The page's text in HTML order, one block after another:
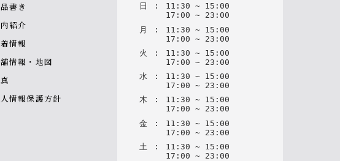
お品書き
店内紹介
新着情報
店舗情報・地図
写真
個人情報保護方針
日 : 11 : 30 ~ 15 : 00
17 : 00 ~ 23 : 00
月
: 11 : 30 ~ 15 : 00
17 : 00 ~ 23 : 00
火
: 11 : 30 ~ 15 : 00
17 : 00 ~ 23 : 00
水 : 11 : 30 ~ 15 : 00
17 : 00 ~ 23 : 00
木
: 11 : 30 ~ 15 : 00
17 : 00 ~ 23 : 00
金
: 11 : 30 ~ 15 : 00
17 : 00 ~ 23 : 00
土
: 11 : 30 ~ 15 : 00
17 : 00 ~ 23 : 00